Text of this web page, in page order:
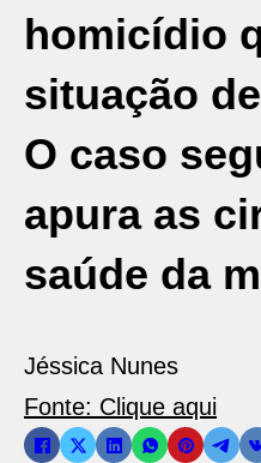
homicídio
situação
O caso
apura as
saúde da
Jéssica Nunes
Fonte: Clique aqui